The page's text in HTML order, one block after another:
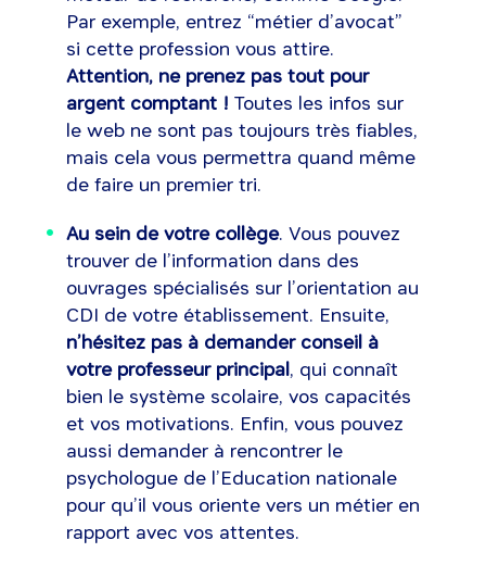
Par exemple, entrez “métier d’avocat”
si cette profession vous attire.
Attention, ne prenez pas tout pour
argent comptant ! Toutes les infos sur
le web ne sont pas toujours très fiables,
mais cela vous permettra quand même
de faire un premier tri.
Au sein de votre collège. Vous pouvez
trouver de l’information dans des
ouvrages spécialisés sur l’orientation au
CDI de votre établissement. Ensuite,
n’hésitez pas à demander conseil à
votre professeur principal, qui connaît
bien le système scolaire, vos capacités
et vos motivations. Enfin, vous pouvez
aussi demander à rencontrer le
psychologue de l’Education nationale
pour qu’il vous oriente vers un métier en
rapport avec vos attentes.